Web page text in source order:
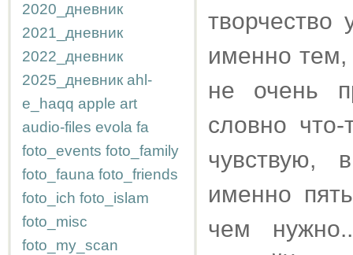
2020_дневник
2021_дневник
2022_дневник
2025_дневник ahl-
e_haqq apple art
audio-files evola fa
foto_events foto_family
foto_fauna foto_friends
foto_ich foto_islam
foto_misc
foto_my_scan
именно тем,
не очень
словно
чувствую,
именно
чем